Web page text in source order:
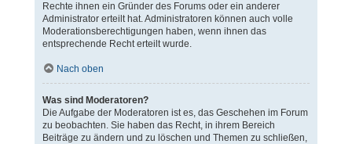
Rechte ihnen ein Gründer des Forums oder ein anderer
Administrator erteilt hat. Administratoren können auch volle
Moderationsberechtigungen haben, wenn ihnen das
entsprechende Recht erteilt wurde.
Nach oben
Was sind Moderatoren?
Die Aufgabe der Moderatoren ist es, das Geschehen im Forum
zu beobachten. Sie haben das Recht, in ihrem Bereich
Beiträge zu ändern und zu löschen und Themen zu schließen,